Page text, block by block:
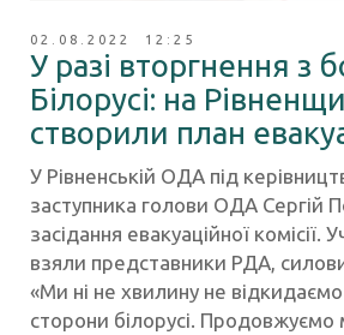
02.08.2022 12:25
У разі вторгнення з
Білорусі: на
створили план
У Рівненській ОДА під
заступника голови ОДА Сергій
засідання евакуаційної комісії.
взяли представники РДА,
«Ми ні не хвилину не відкидаємо
сторони білорусі. Продовжуємо